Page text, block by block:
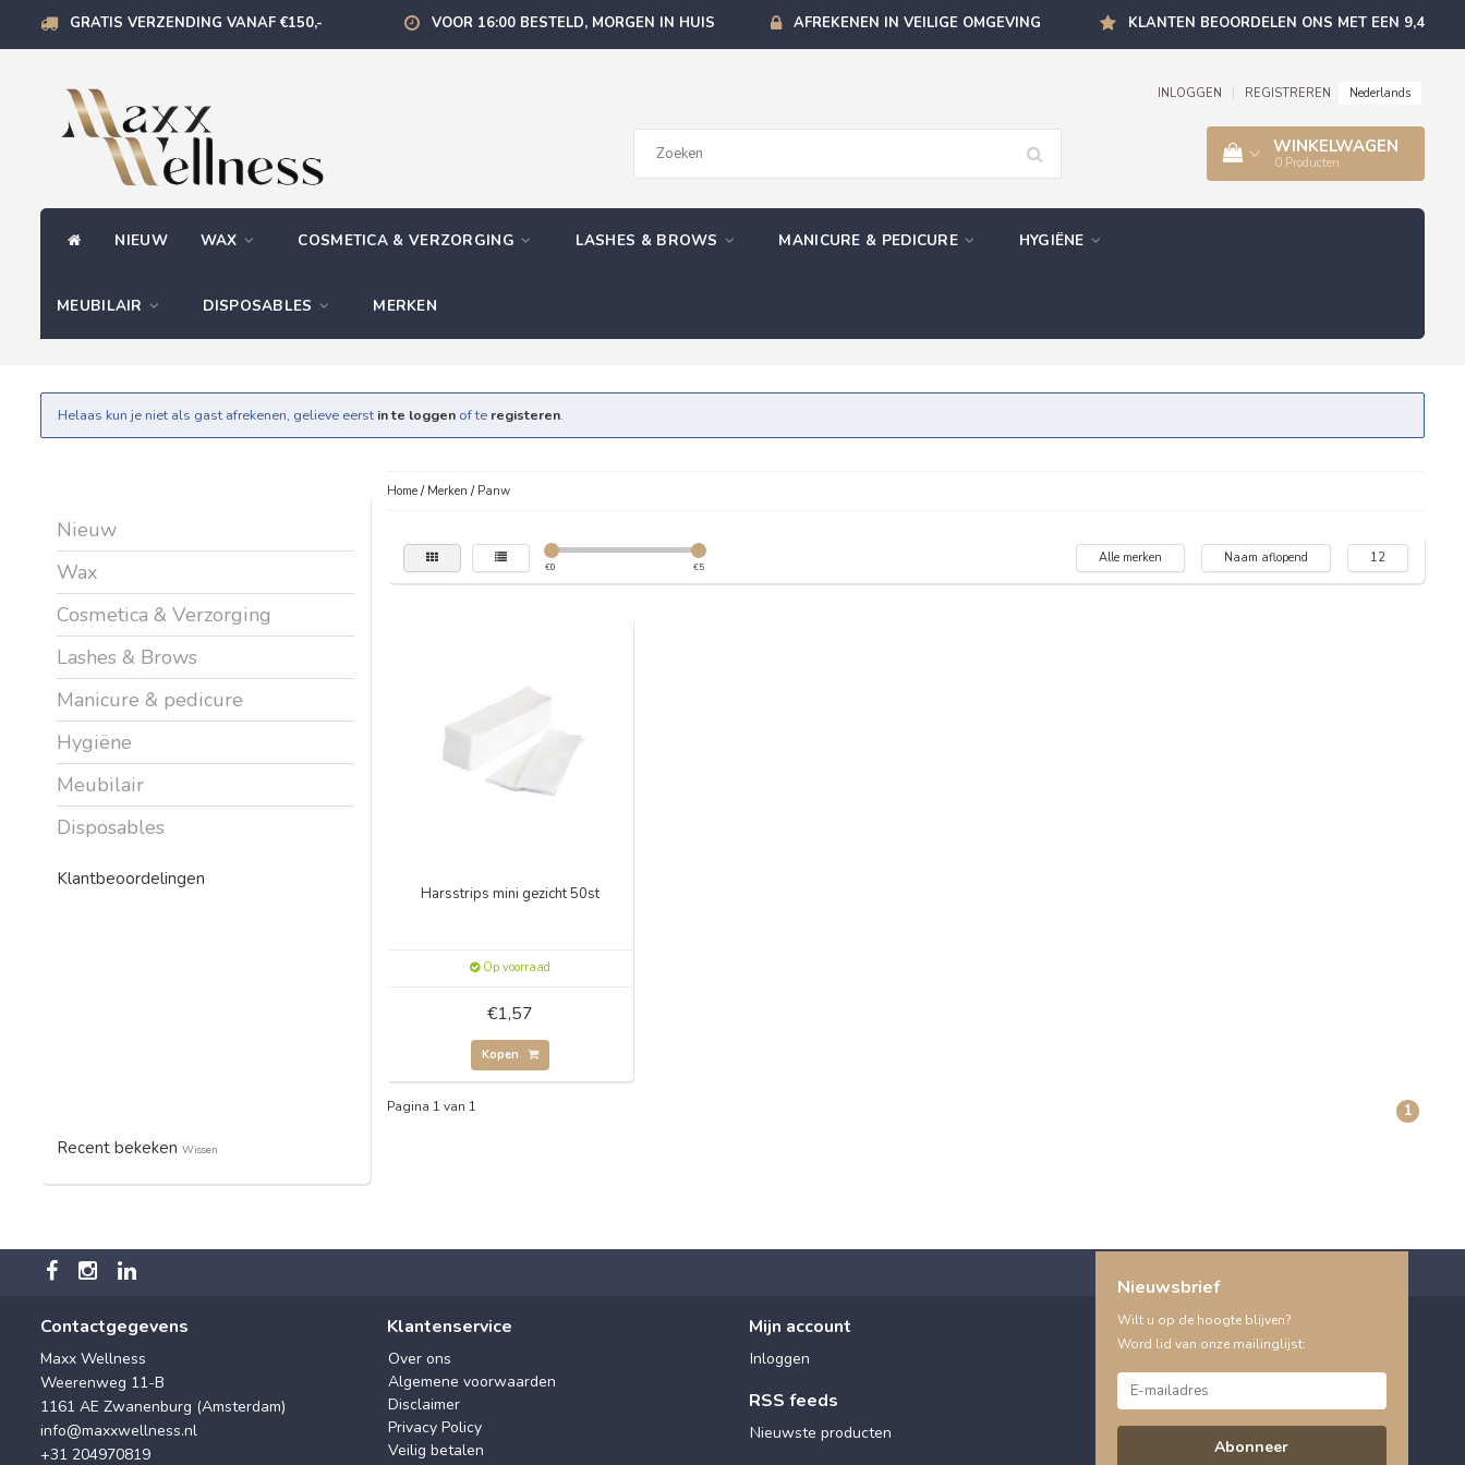
GRATIS VERZENDING VANAF €150,- VOOR 16:00 BESTELD, MORGEN IN HUIS AFREKENEN IN VEILIGE OMGEVING KLANTEN BEOORDELEN ONS MET EEN 9,4
INLOGGEN REGISTREREN Nederlands
WINKELWAGEN
0 Producten
NIEUW WAX COSMETICA & VERZORGING LASHES & BROWS MANICURE & PEDICURE HYGIËNE
MEUBILAIR DISPOSABLES MERKEN
Helaas kun je niet als gast afrekenen, gelieve eerst in te loggen of te registeren.
Nieuw
Wax
Cosmetica & Verzorging
Lashes & Brows
Manicure & pedicure
Hygiëne
Meubilair
Disposables
Klantbeoordelingen
Recent bekeken Wissen
Home/ Merken / Panw
€0 €5
Alle merken Naam aflopend 12
Harsstrips mini gezicht 50st
Op voorraad
€1,57
Kopen
Pagina 1 van 1 1
Contactgegevens
Maxx Wellness
Weerenweg 11-B
1161 AE Zwanenburg (Amsterdam)
info@maxxwellness.nl
+31 204970819
Klantenservice
Over ons
Algemene voorwaarden
Disclaimer
Privacy Policy
Veilig betalen
Mijn account
Inloggen
RSS feeds
Nieuwste producten
Nieuwsbrief
Wilt u op de hoogte blijven?
Word lid van onze mailinglijst:
Abonneer